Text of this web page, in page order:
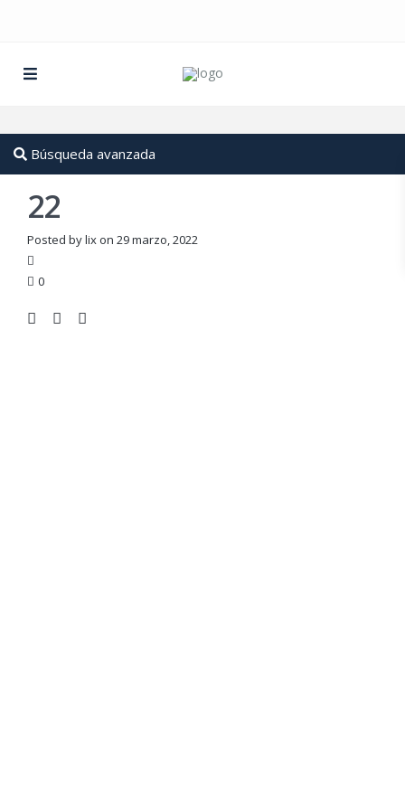
Búsqueda avanzada
22
Posted by lix on 29 marzo, 2022
0